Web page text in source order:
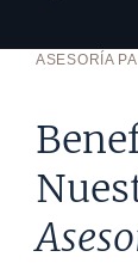
ASESORÍA